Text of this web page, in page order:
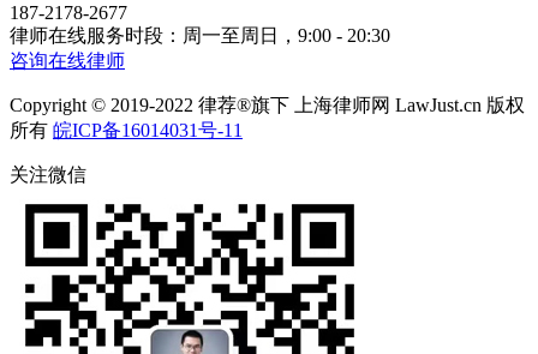
187-2178-2677
律师在线服务时段：周一至周日，9:00 - 20:30
咨询在线律师
Copyright © 2019-2022 律荐®旗下 上海律师网 LawJust.cn 版权
所有 皖ICP备16014031号-11
关注微信